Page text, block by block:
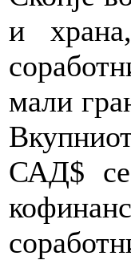
и
мали
САД$